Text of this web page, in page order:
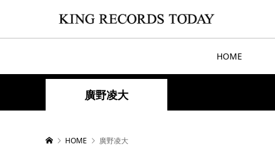
HOME
廣野凌大
HOME 廣野凌大